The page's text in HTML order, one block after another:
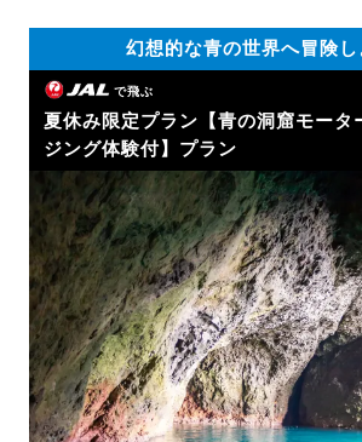
幻想的な青の世界へ冒険し
で飛ぶ
夏休み限定プラン【青の洞窟モータ
ジング体験付】プラン